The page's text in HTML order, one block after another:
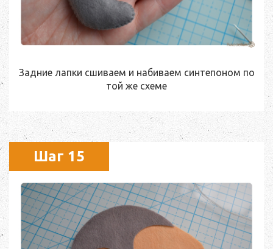
Задние лапки сшиваем и набиваем синтепоном по
той же схеме
Шаг 15